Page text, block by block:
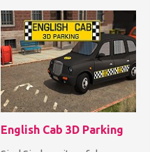
abzuschließen und...
English Cab 3D Parking